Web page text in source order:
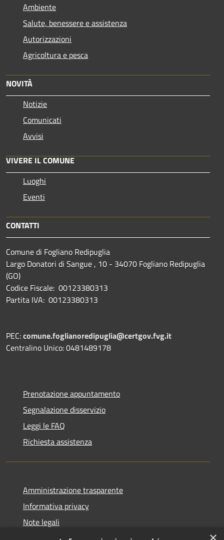
Ambiente
Salute, benessere e assistenza
Autorizzazioni
Agricoltura e pesca
NOVITÀ
Notizie
Comunicati
Avvisi
VIVERE IL COMUNE
Luoghi
Eventi
CONTATTI
Comune di Fogliano Redipuglia
Largo Donatori di Sangue , 10 - 34070 Fogliano Redipuglia
(GO)
Codice Fiscale: 00123380313
Partita IVA: 00123380313
PEC:comune.foglianoredipuglia@certgov.fvg.it
Centralino Unico: 0481489178
Prenotazione appuntamento
Segnalazione disservizio
Leggi le FAQ
Richiesta assistenza
Amministrazione trasparente
Informativa privacy
Note legali